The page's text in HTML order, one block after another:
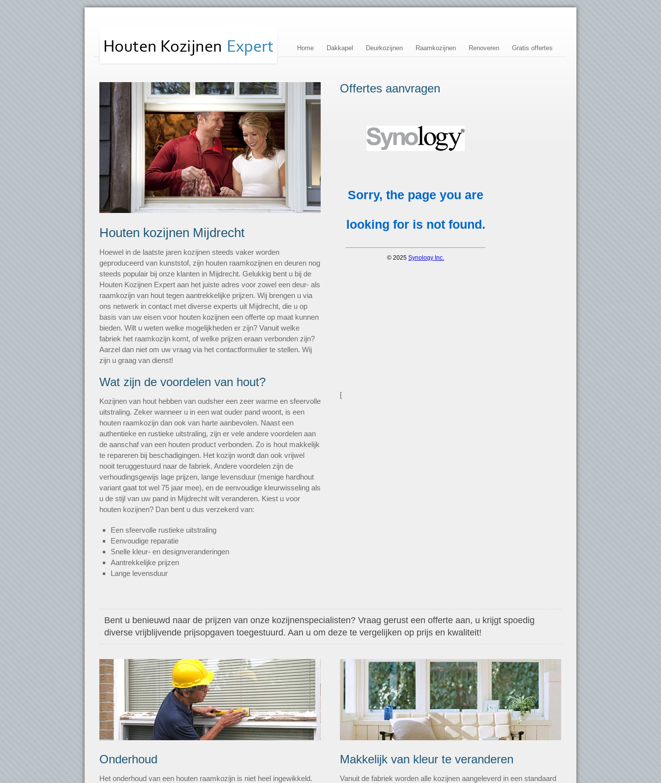
Home Dakkapel Deurkozijnen Raamkozijnen Renoveren Gratis offertes
Houten kozijnen Mijdrecht
Hoewel in de laatste jaren kozijnen steeds vaker worden
geproduceerd van kunststof, zijn houten raamkozijnen en deuren nog
steeds populair bij onze klanten in Mijdrecht. Gelukkig bent u bij de
Houten Kozijnen Expert aan het juiste adres voor zowel een deur- als
raamkozijn van hout tegen aantrekkelijke prijzen. Wij brengen u via
ons netwerk in contact met diverse experts uit Mijdrecht, die u op
basis van uw eisen voor houten kozijnen een offerte op maat kunnen
bieden. Wilt u weten welke mogelijkheden er zijn? Vanuit welke
fabriek het raamkozijn komt, of welke prijzen eraan verbonden zijn?
Aarzel dan niet om uw vraag via het contactformulier te stellen. Wij
zijn u graag van dienst!
Wat zijn de voordelen van hout?
Kozijnen van hout hebben van oudsher een zeer warme en sfeervolle
uitstraling. Zeker wanneer u in een wat ouder pand woont, is een
houten raamkozijn dan ook van harte aanbevolen. Naast een
authentieke en rustieke uitstraling, zijn er vele andere voordelen aan
de aanschaf van een houten product verbonden. Zo is hout makkelijk
te repareren bij beschadigingen. Het kozijn wordt dan ook vrijwel
nooit teruggestuurd naar de fabriek. Andere voordelen zijn de
verhoudingsgewijs lage prijzen, lange levensduur (menige hardhout
variant gaat tot wel 75 jaar mee), en de eenvoudige kleurwisseling als
u de stijl van uw pand in Mijdrecht wilt veranderen. Kiest u voor
houten kozijnen? Dan bent u dus verzekerd van:
Een sfeervolle rustieke uitstraling
Eenvoudige reparatie
Snelle kleur- en designveranderingen
Aantrekkelijke prijzen
Lange levensduur
Offertes aanvragen
[
Bent u benieuwd naar de prijzen van onze kozijnenspecialisten? Vraag gerust een offerte aan, u krijgt spoedig
diverse vrijblijvende prijsopgaven toegestuurd. Aan u om deze te vergelijken op prijs en kwaliteit!
Onderhoud
Het onderhoud van een houten raamkozijn is niet heel ingewikkeld.
Makkelijk van kleur te veranderen
Vanuit de fabriek worden alle kozijnen aangeleverd in een standaard